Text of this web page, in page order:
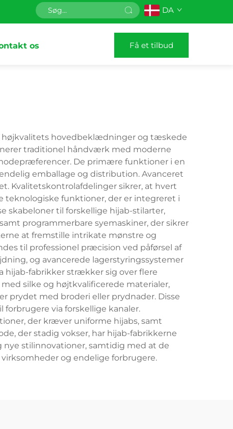
DA
os Få et tilbud
højkvalitets hovedbeklædninger og tæskede
traditionel håndværk med moderne
De primære funktioner i en
emballage og distribution. Avanceret
Kvalitetskontrolafdelinger sikrer, at hvert
teknologiske funktioner, der er integreret i
skabeloner til forskellige hijab-stilarter,
programmerbare syemaskiner, der sikrer
at fremstille intrikate mønstre og
til professionel præcision ved påførsel af
og avancerede lagerstyringssystemer
hijab-fabrikker strækker sig over flere
silke og højtkvalificerede materialer,
prydet med broderi eller prydnader. Disse
via forskellige kanaler.
der kræver uniforme hijabs, samt
der stadig vokser, har hijab-fabrikkerne
stilinnovationer, samtidig med at de
og endelige forbrugere.